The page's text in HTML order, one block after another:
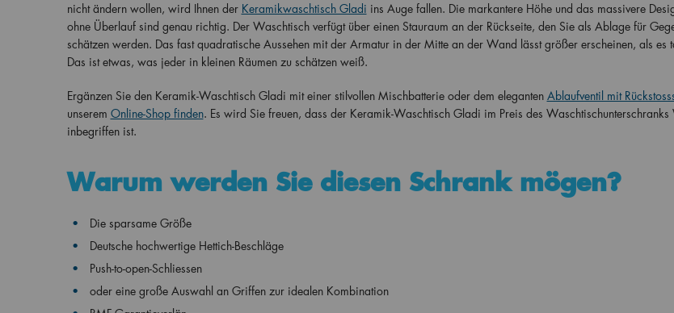
nicht ändern wollen, wird Ihnen der Keramikwaschtisch Gladi ins Auge fallen. Die markantere Höhe und das massivere
ohne Überlauf sind genau richtig. Der Waschtisch verfügt über einen Stauraum an der Rückseite, den Sie als Ablage für
schätzen werden. Das fast quadratische Aussehen mit der Armatur in der Mitte an der Wand lässt größer erscheinen, als es
Das ist etwas, was jeder in kleinen Räumen zu schätzen weiß.
Ergänzen Sie den Keramik-Waschtisch Gladi mit einer stilvollen Mischbatterie oder dem eleganten Ablaufventil mit
unserem Online-Shop finden. Es wird Sie freuen, dass der Keramik-Waschtisch Gladi im Preis des Waschtischunterschranks
inbegriffen ist.
Warum werden Sie diesen Schrank mögen?
Die sparsame Größe
Deutsche hochwertige Hettich-Beschläge
Push-to-open-Schliessen
oder eine große Auswahl an Griffen zur idealen Kombination